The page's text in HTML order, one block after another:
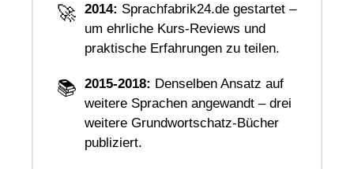
🚀 2014: Sprachfabrik24.de gestartet –
um ehrliche Kurs-Reviews und
praktische Erfahrungen zu teilen.
📚 2015-2018: Denselben Ansatz auf
weitere Sprachen angewandt – drei
weitere Grundwortschatz-Bücher
publiziert.